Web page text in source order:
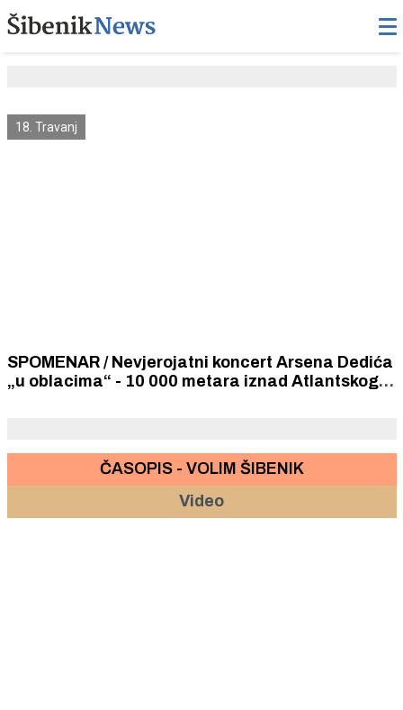
18. Travanj
SPOMENAR / Nevjerojatni koncert Arsena Dedića
„u oblacima“ - 10 000 metara iznad Atlantskog
ČASOPIS - VOLIM ŠIBENIK
Video